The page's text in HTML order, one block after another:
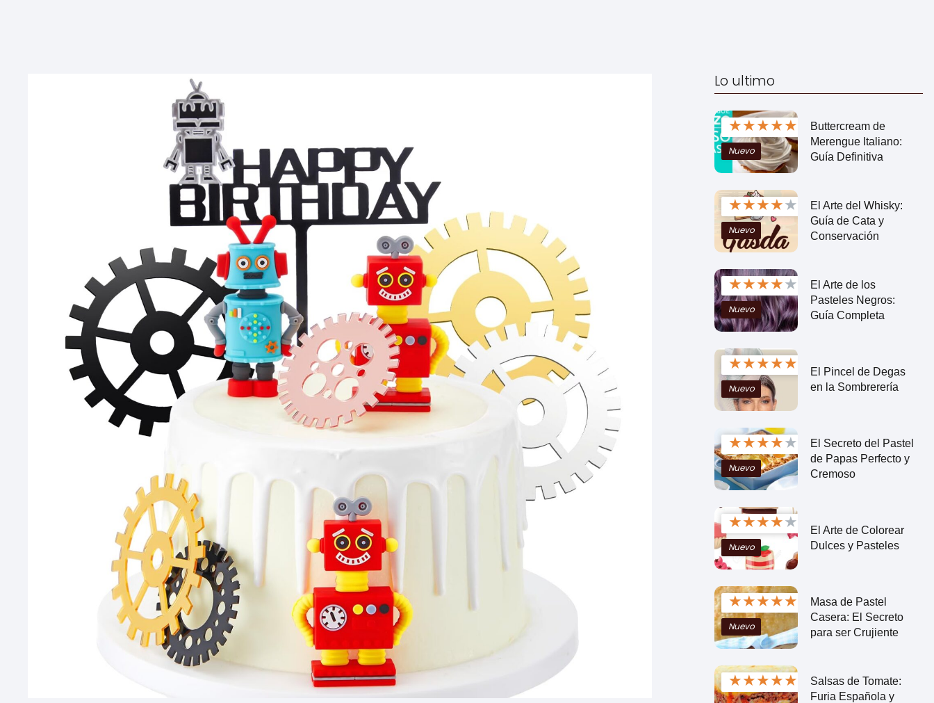
Lo ultimo
★★★★★
Nuevo
Buttercream de
Merengue Italiano:
Guía Definitiva
★★★★★
Nuevo
El Arte del Whisky:
Guía de Cata y
Conservación
★★★★★
Nuevo
El Arte de los
Pasteles Negros:
Guía Completa
★★★★★
Nuevo
El Pincel de Degas
en la Sombrerería
★★★★★
Nuevo
El Secreto del Pastel
de Papas Perfecto y
Cremoso
★★★★★
Nuevo
El Arte de Colorear
Dulces y Pasteles
★★★★★
Nuevo
Masa de Pastel
Casera: El Secreto
para ser Crujiente
★★★★★
Salsas de Tomate:
Furia Española y